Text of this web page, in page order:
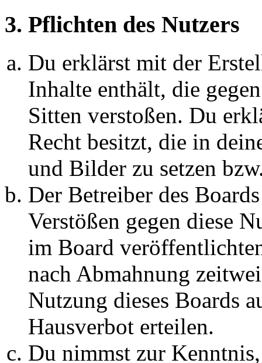
3. Pflichten des Nutzers
Du erklärst mit der
Inhalte enthält, die
Sitten verstoßen. Du
Recht besitzt, die in
und Bilder zu setzen
Der Betreiber des
Verstößen gegen diese
im Board
nach Abmahnung
Nutzung dieses Boards
Hausverbot erteilen.
Du nimmst zur